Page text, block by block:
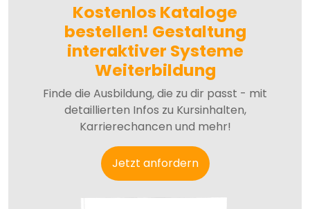
Kostenlos Kataloge
bestellen! Gestaltung
interaktiver Systeme
Weiterbildung
Finde die Ausbildung, die zu dir passt - mit
detaillierten Infos zu Kursinhalten,
Karrierechancen und mehr!
Jetzt anfordern